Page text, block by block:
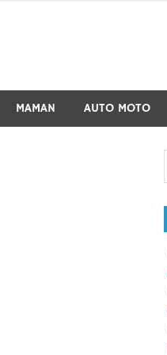
MAMAN AUTO MOTO